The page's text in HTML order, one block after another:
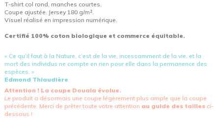
T-shirt col rond, manches courtes.
Coupe ajustée. Jersey 180 g/m².
Visuel réalisé en impression numérique.
Certifié 100% coton biologique et commerce équitable.
« Ce qu’il faut à la Nature, c’est de la vie, incessamment de la vie, et la
mort des individus ne compte en rien pour elle dans la permanence des
espèces. »
Edmond Thiaudière
Attention ! La coupe Douala évolue.
Le produit a désormais une coupe légèrement plus ample que la coupe
précédente. Merci de prêter toute votre attention au guide des tailles ci-
dessous !